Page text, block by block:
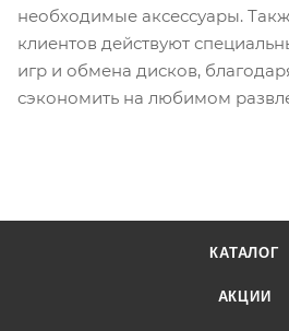
необходимые аксессуары.
клиентов действуют
игр и обмена дисков,
сэкономить на любимом
КАТАЛОГ
АКЦИИ